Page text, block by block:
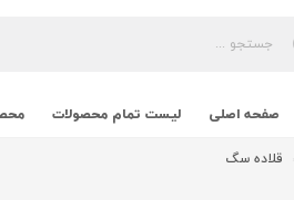
صفحه اصلی لیست تمام محصولات
قلاده سگ